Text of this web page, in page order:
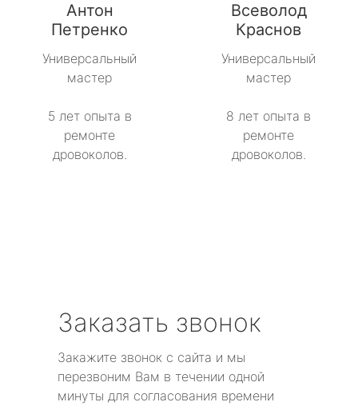
Антон
Петренко
Универсальный
мастер
5 лет опыта в
ремонте
дровоколов.
Всеволод
Краснов
Универсальный
мастер
8 лет опыта в
ремонте
дровоколов.
Заказать звонок
Закажите звонок с сайта и мы
перезвоним Вам в течении одной
минуты для согласования времени